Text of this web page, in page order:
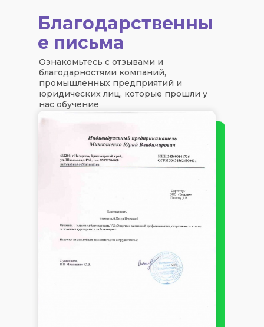
Благодарственны
е письма
Ознакомьтесь с отзывами и
благодарностями компаний,
промышленных предприятий и
юридических лиц, которые прошли у
нас обучение